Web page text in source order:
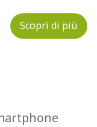
Scopri di più